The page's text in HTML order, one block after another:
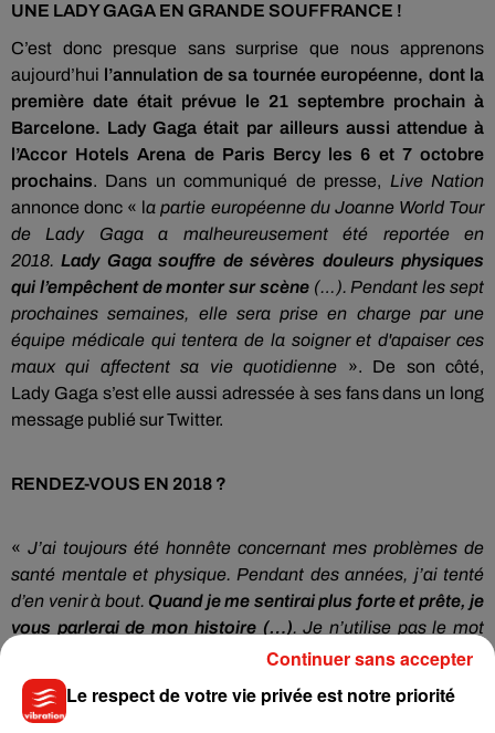
UNE LADY GAGA EN GRANDE SOUFFRANCE !
C’est donc presque sans surprise que nous apprenons
aujourd’hui l’annulation de sa tournée européenne, dont la
première date était prévue le 21 septembre prochain à
Barcelone. Lady Gaga était par ailleurs aussi attendue à
l’Accor Hotels Arena de Paris Bercy les 6 et 7 octobre
prochains. Dans un communiqué de presse, Live Nation
annonce donc « la partie européenne du Joanne WorldTour
de Lady Gaga a malheureusement été reportée en
2018. Lady Gaga souffre de sévères douleurs physiques
qui l’empêchent de monter sur scène (…). Pendant les sept
prochaines semaines, elle sera prise en charge par une
équipe médicale qui tentera de la soigner et d'apaiser ces
maux qui affectent sa vie quotidienne ».
De son côté,
Lady Gaga s’est elle aussi adressée à ses fans dans un long
message publié sur Twitter.
RENDEZ-VOUS EN 2018 ?
« J’ai toujours été honnête concernant mes problèmes de
santé mentale et physique. Pendant des années, j’ai tenté
d’en venir à bout. Quand je me sentirai plus forte et prête, je
vous parlerai de mon histoire (…). Je n’utilise pas le mot
‘’souffrance’’ pour avoir votre pitié ou attirer l’attention sur
moi.J’utilise ce mot, car la douleur chronique a changé ma
vie.Les symptômes m’empêchent de mener une vie
Le respect de votre vie privée est notre priorité
Continuer sans accepter